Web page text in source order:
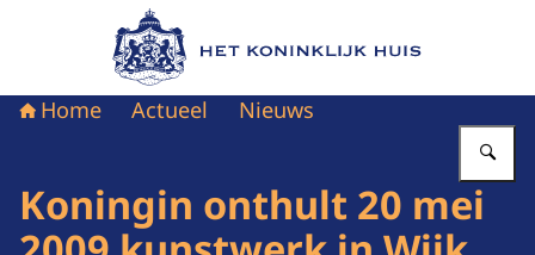
Naar de homepage van Het Koninklijk Huis
Home Actueel Nieuws
Koningin onthult 20 mei